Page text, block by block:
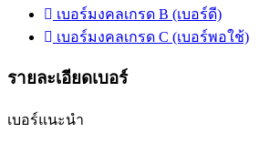
เบอร์มงคลเกรด B (เบอร์ดี)
เบอร์มงคลเกรด C (เบอร์พอใช้)
รายละเอียดเบอร์
เบอร์แนะนำ